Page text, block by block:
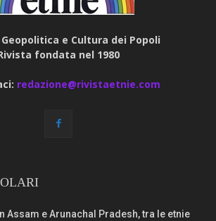
Geopolitica e Cultura dei Popoli
fondata nel 1980
redazione@rivistaetnie.com
In Assam e Arunachal Pradesh, tra le etnie